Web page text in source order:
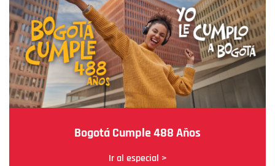
Bogotá Cumple 488 Años
Ir al especial >